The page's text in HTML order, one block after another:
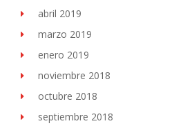
abril 2019
marzo 2019
enero 2019
noviembre 2018
octubre 2018
septiembre 2018